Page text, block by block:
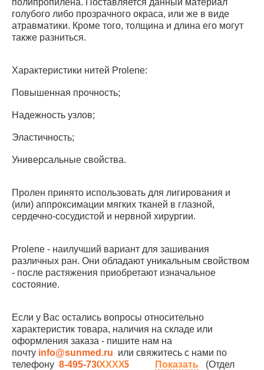
полипропилена. Поставляется данный материал
голубого либо прозрачного окраса, или же в виде
атравматики. Кроме того, толщина и длина его могут
также разниться.
Характеристики нитей Prolene:
Повышенная прочность;
Надежность узлов;
Эластичность;
Универсальные свойства.
Пролен принято использовать для лигирования и
(или) аппроксимации мягких тканей в глазной,
сердечно-сосудистой и нервной хирургии.
Prolene - наилучший вариант для зашивания
различных ран. Они обладают уникальным свойством
- после растяжения приобретают изначальное
состояние.
Если у Вас остались вопросы относительно
характеристик товара, наличия на складе или
оформления заказа - пишите нам на
почту info@sunmed.ru или свяжитесь с нами по
телефону 8-495-730-90-25 Показать (Отдел